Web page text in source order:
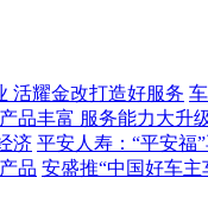
活耀金改打造好服务
品丰富 服务能力大升
济 平安人寿：“平安福
品 安盛推“中国好车